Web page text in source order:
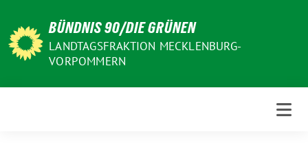
zum
Inhalt
BÜNDNIS 90/DIE GRÜNEN
LANDTAGSFRAKTION MECKLENBURG-
VORPOMMERN